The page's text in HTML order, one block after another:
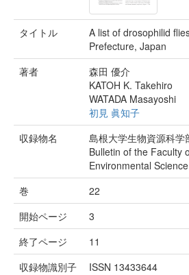
タイトル
A list of drosophilid
Prefecture, Japan
著者
森田 優介
KATOH K. Takehiro
WATADA Masayoshi
初見 眞知子
収録物名
島根大学生物資源科学
Bulletin of the Faculty
Environmental
巻
22
開始ページ
3
終了ページ
11
収録物識別子
ISSN 13433644